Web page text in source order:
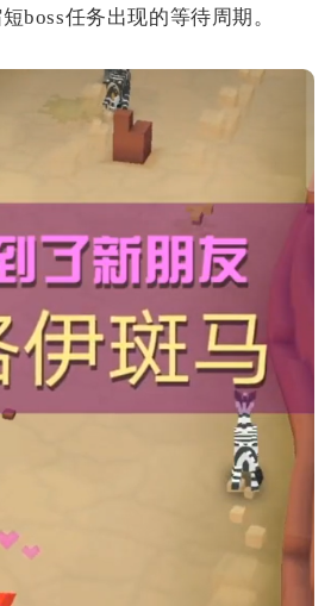
boss任务出现的等待周期。